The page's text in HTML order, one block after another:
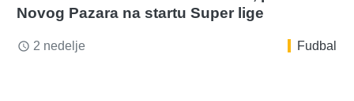
Novog Pazara na startu Super lige
access_time 2 nedelje Fudbal